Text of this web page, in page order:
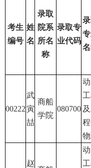
考生
编号
姓
名
录取
院系
所名
称
录取专
业代码
00222
武
寅
喆
商船
学院
080700
赵